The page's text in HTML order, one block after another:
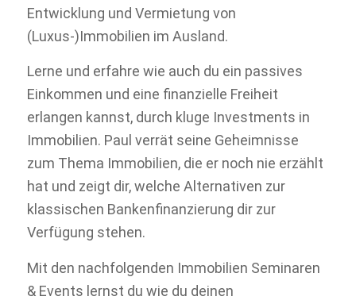
Entwicklung und Vermietung von
(Luxus-)Immobilien im Ausland.
Lerne und erfahre wie auch du ein passives
Einkommen und eine finanzielle Freiheit
erlangen kannst, durch kluge Investments in
Immobilien. Paul verrät seine Geheimnisse
zum Thema Immobilien, die er noch nie erzählt
hat und zeigt dir, welche Alternativen zur
klassischen Bankenfinanzierung dir zur
Verfügung stehen.
Mit den nachfolgenden Immobilien Seminaren
& Events lernst du wie du deinen